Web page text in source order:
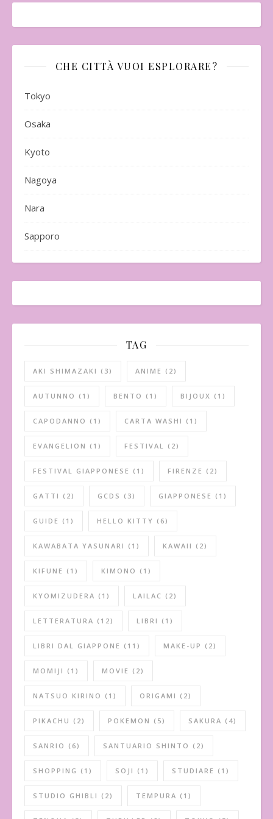
CHE CITTÀ VUOI ESPLORARE?
Tokyo
Osaka
Kyoto
Nagoya
Nara
Sapporo
TAG
AKI SHIMAZAKI (3) ANIME (2)
AUTUNNO (1) BENTO (1) BIJOUX (1)
CAPODANNO (1) CARTA WASHI (1)
EVANGELION (1) FESTIVAL (2)
FESTIVAL GIAPPONESE (1) FIRENZE (2)
GATTI (2) GCDS (3) GIAPPONESE (1)
GUIDE (1) HELLO KITTY (6)
KAWABATA YASUNARI (1) KAWAII (2)
KIFUNE (1) KIMONO (1)
KYOMIZUDERA (1) LAILAC (2)
LETTERATURA (12) LIBRI (1)
LIBRI DAL GIAPPONE (11) MAKE-UP (2)
MOMIJI (1) MOVIE (2)
NATSUO KIRINO (1) ORIGAMI (2)
PIKACHU (2) POKEMON (5) SAKURA (4)
SANRIO (6) SANTUARIO SHINTO (2)
SHOPPING (1) SOJI (1) STUDIARE (1)
STUDIO GHIBLI (2) TEMPURA (1)